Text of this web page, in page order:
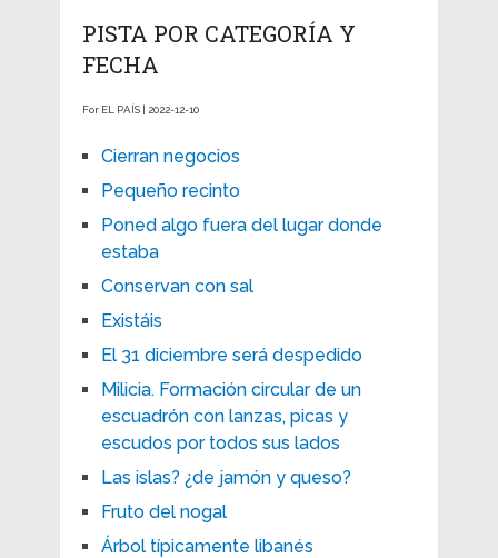
PISTA POR CATEGORÍA Y
FECHA
For EL PAÍS | 2022-12-10
Cierran negocios
Pequeño recinto
Poned algo fuera del lugar donde
estaba
Conservan con sal
Existáis
El 31 diciembre será despedido
Milicia. Formación circular de un
escuadrón con lanzas, picas y
escudos por todos sus lados
Las islas? ¿de jamón y queso?
Fruto del nogal
Árbol típicamente libanés